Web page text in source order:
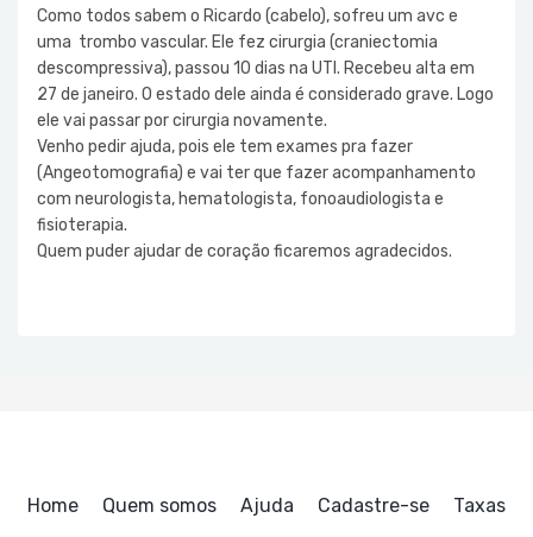
Como todos sabem o Ricardo (cabelo), sofreu um avc e
uma trombo vascular. Ele fez cirurgia (craniectomia
descompressiva), passou 10 dias na UTI. Recebeu alta em
27 de janeiro. O estado dele ainda é considerado grave. Logo
ele vai passar por cirurgia novamente.
Venho pedir ajuda, pois ele tem exames pra fazer
(Angeotomografia) e vai ter que fazer acompanhamento
com neurologista, hematologista, fonoaudiologista e
fisioterapia.
Quem puder ajudar de coração ficaremos agradecidos.
Home Quem somos Ajuda Cadastre-se Taxas